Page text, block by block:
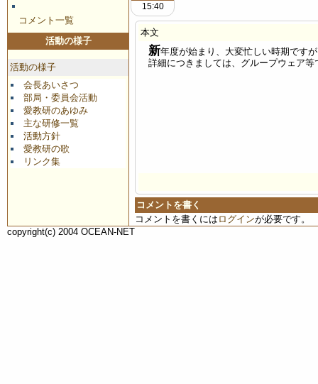
コメント一覧
活動の様子
活動の様子
会長あいさつ
部局・委員会活動
愛教研のあゆみ
主な研修一覧
活動方針
愛教研の歌
リンク集
15:40
本文
新年度が始まり、大変忙しい時期です
詳細につきましては、グループウェア
コメントを書く
コメントを書くには ログインが必要です。
copyright(c) 2004 OCEAN-NET